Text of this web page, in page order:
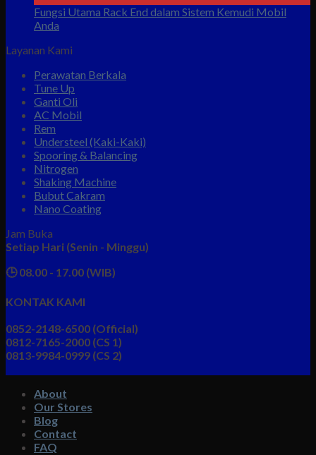
Fungsi Utama Rack End dalam Sistem Kemudi Mobil
Anda
Layanan Kami
Perawatan Berkala
Tune Up
Ganti Oli
AC Mobil
Rem
Understeel (Kaki-Kaki)
Spooring & Balancing
Nitrogen
Shaking Machine
Bubut Cakram
Nano Coating
Jam Buka
Setiap Hari (Senin - Minggu)
🕒 08.00 - 17.00 (WIB)
KONTAK KAMI
0852-2148-6500 (Official)
0812-7165-2000 (CS 1)
0813-9984-0999 (CS 2)
About
Our Stores
Blog
Contact
FAQ